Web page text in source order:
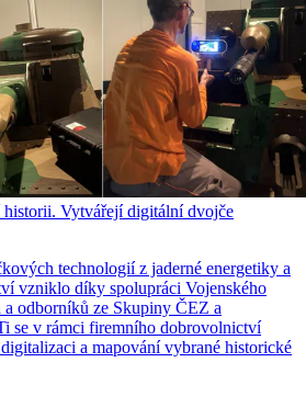
historii. Vytvářejí digitální dvojče
technologií z jaderné energetiky a
vzniklo díky spolupráci Vojenského
a odborníků ze Skupiny ČEZ a
se v rámci firemního dobrovolnictví
a mapování vybrané historické